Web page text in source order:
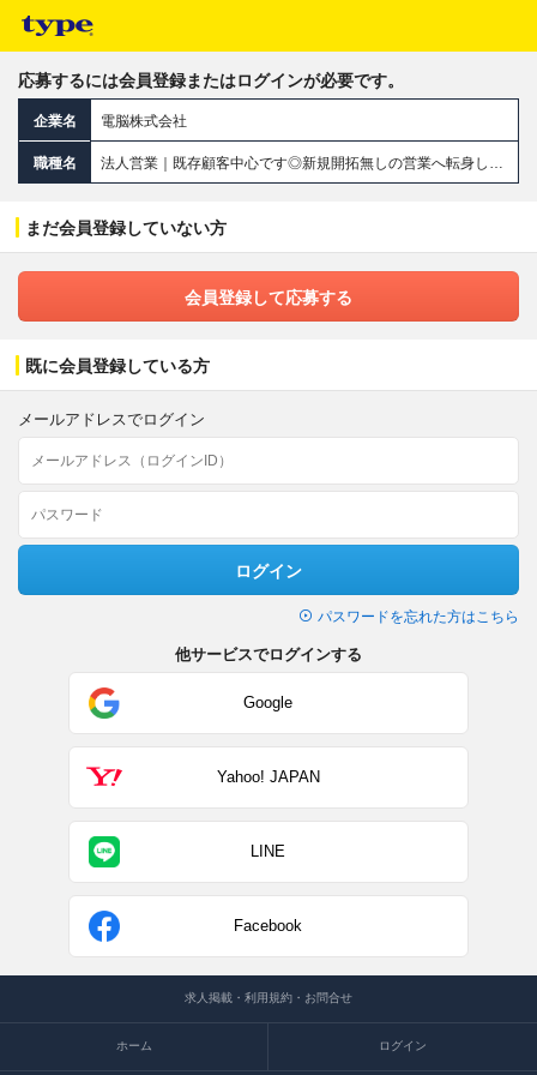
応募するには会員登録またはログインが必要です。
企業名 電脳株式会社
職種名 法人営業｜既存顧客中心です◎新規開拓無しの営業へ転身しませんか？ノルマ無し｜最大賞与10ヶ月分の実績あり
まだ会員登録していない方
会員登録して応募する
既に会員登録している方
メールアドレスでログイン
ログイン
パスワードを忘れた方はこちら
他サービスでログインする
Google
Yahoo! JAPAN
LINE
Facebook
求人掲載・利用規約・お問合せ
ホーム ログイン